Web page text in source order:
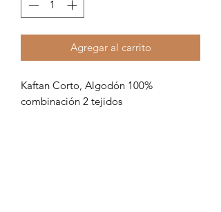
Agregar al carrito
Kaftan Corto, Algodón 100%
combinación 2 tejidos